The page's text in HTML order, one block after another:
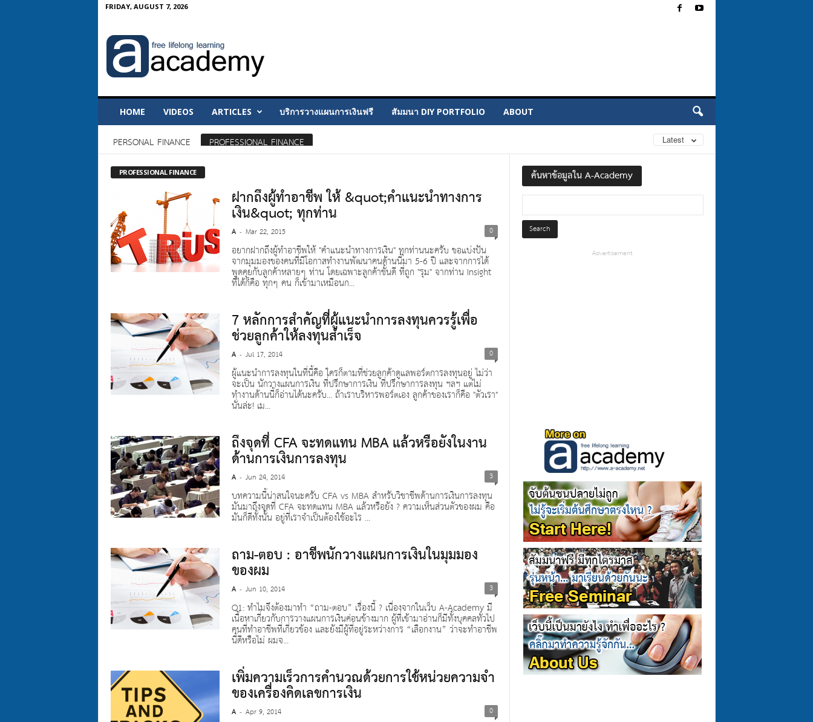
FRIDAY, AUGUST 7, 2026
d
e
y
HOME VIDEOS ARTICLES บริการวางแผนการเงินฟรี สัมมนา DIY PORTFOLIO ABOUT
PERSONAL FINANCE PROFESSIONAL FINANCE Latest
PROFESSIONAL FINANCE
ฝากถึงผู้ทำอาชีพ ให้ &quot;คำแนะนำทางการ
เงิน&quot; ทุกท่าน
A - Mar 22, 2015 0
อยากฝากถึงผู้ทำอาชีพให้ "คำแนะนำทางการเงิน" ทุกท่านนะครับ ขอแบ่งปัน
จากมุมมองของคนที่มีโอกาสทำงานพัฒนาคนด้านนี้มา 5-6 ปี และจากการได้
พูดคุยกับลูกค้าหลายๆ ท่าน โดยเฉพาะลูกค้าชั้นดี ที่ถูก "รุม" จากท่าน Insight
ที่ได้ก็คือ ทุกๆ คน ก็เข้ามาเหมือนก...
7 หลักการสำคัญที่ผู้แนะนำการลงทุนควรรู้เพื่อ
ช่วยลูกค้าให้ลงทุนสำเร็จ
A - Jul 17, 2014 0
ผู้แนะนำการลงทุนในที่นี้คือ ใครก็ตามที่ช่วยลูกค้าดูแลพอร์ตการลงทุนอยู่ ไม่ว่า
จะเป็น นักวางแผนการเงิน ที่ปรึกษาการเงิน ที่ปรึกษาการลงทุน ฯลฯ แต่ไม่
ทำงานด้านนี้ก็อ่านได้นะครับ... ถ้าเราบริหารพอร์ตเอง ลูกค้าของเราก็คือ "ตัวเรา"
นั่นล่ะ! เม...
ถึงจุดที่ CFA จะทดแทน MBA แล้วหรือยังในงาน
ด้านการเงินการลงทุน
A - Jun 24, 2014 3
บทความนี้น่าสนใจนะครับ CFA vs MBA สำหรับวิชาชีพด้านการเงินการลงทุน
มันมาถึงจุดที่ CFA จะทดแทน MBA แล้วหรือยัง ? ความเห็นส่วนตัวของผม คือ
มันก็ดีทั้งนั้น อยู่ที่เราจำเป็นต้องใช้อะไร ...
ถาม-ตอบ : อาชีพนักวางแผนการเงินในมุมมอง
ของผม
A - Jun 10, 2014 3
Q1: ทำไมจึงต้องมาทำ “ถาม-ตอบ” เรื่องนี้ ? เนื่องจากในเว็บ A-Academy มี
เนื้อหาเกี่ยวกับการวางแผนการเงินค่อนข้างมาก ผู้ที่เข้ามาอ่านก็มีทั้งบุคคลทั่วไป
คนที่ทำอาชีพที่เกี่ยวข้อง และยังมีผู้ที่อยู่ระหว่างการ “เลือกงาน” ว่าจะทำอาชีพ
นี้ดีหรือไม่ ผมจ...
เพิ่มความเร็วการคำนวณด้วยการใช้หน่วยความจำ
ของเครื่องคิดเลขการเงิน
A - Apr 9, 2014 0
ค้นหาข้อมูลใน A-Academy
Advertisement